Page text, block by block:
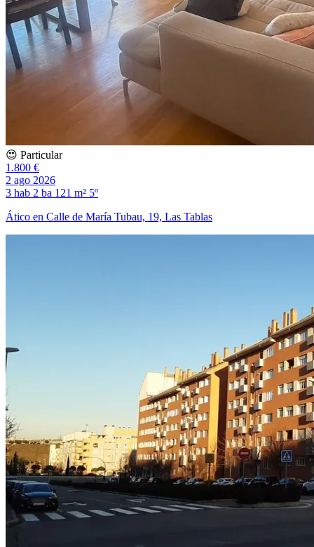
😍 Particular
1.800 €
2 ago 2026
3 hab 2 ba 121 m² 5º
Ático en Calle de María Tubau, 19, Las Tablas